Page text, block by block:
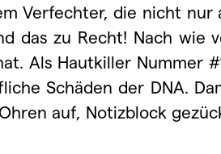
Verfechter, die nicht nur
das zu Recht! Nach wie
Als Hautkiller Nummer
Schäden der DNA.
auf, Notizblock